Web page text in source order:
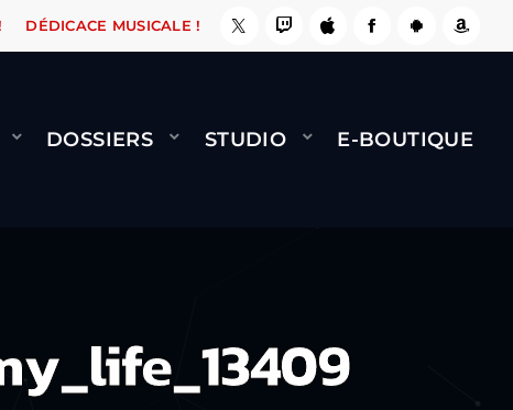
ÇA LE FAIT ! NAMI BERNARD MINET -
DÉDICACE MUSICALE !
DOSSIERS STUDIO E-BOUTIQUE